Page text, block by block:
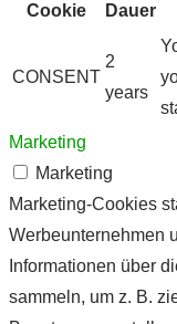
Cookie
Dauer
CONSENT
2
years
Marketing
Marketing
Marketing-Cookies
Werbeunternehmen
Informationen über
sammeln, um z. B.